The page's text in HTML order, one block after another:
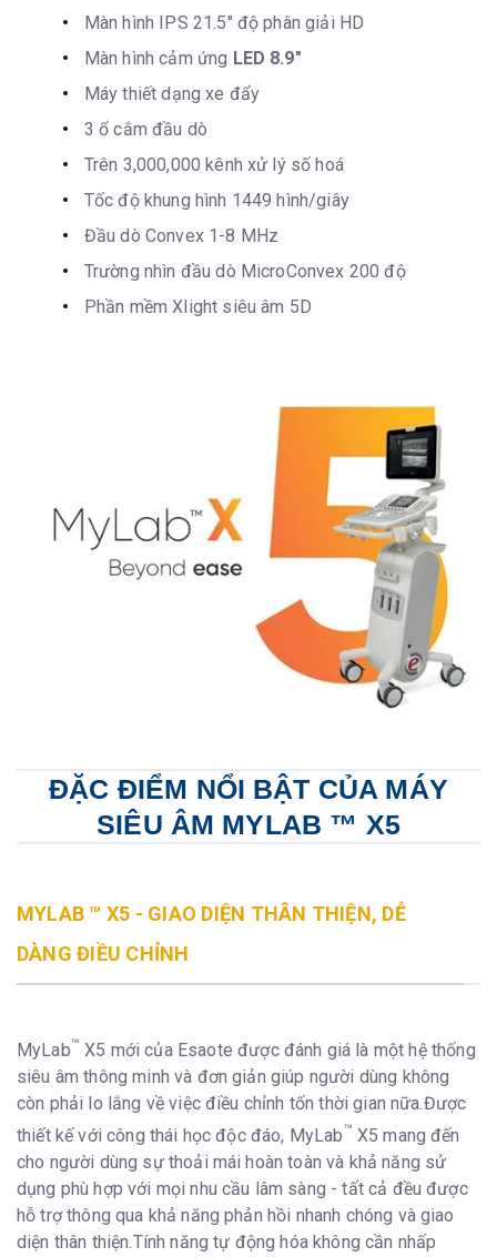
Màn hình IPS 21.5″ độ phân giải HD
Màn hình cảm ứng LED 8.9″
Máy thiết dạng xe đẩy
3 ổ cắm đầu dò
Trên 3,000,000 kênh xử lý số hoá
Tốc độ khung hình 1449 hình/giây
Đầu dò Convex 1-8 MHz
Trường nhìn đầu dò MicroConvex 200 độ
Phần mềm Xlight siêu âm 5D
ĐẶC ĐIỂM NỔI BẬT CỦA MÁY
SIÊU ÂM MYLAB ™ X5
MYLAB ™ X5 - GIAO DIỆN THÂN THIỆN, DỄ
DÀNG ĐIỀU CHỈNH
MyLab™ X5 mới của Esaote được đánh giá là một hệ thống
siêu âm thông minh và đơn giản giúp người dùng không
còn phải lo lắng về việc điều chỉnh tốn thời gian nữa.Được
thiết kế với công thái học độc đáo, MyLab™ X5 mang đến
cho người dùng sự thoải mái hoàn toàn và khả năng sử
dụng phù hợp với mọi nhu cầu lâm sàng - tất cả đều được
hỗ trợ thông qua khả năng phản hồi nhanh chóng và giao
diện thân thiện.Tính năng tự động hóa không cần nhấp